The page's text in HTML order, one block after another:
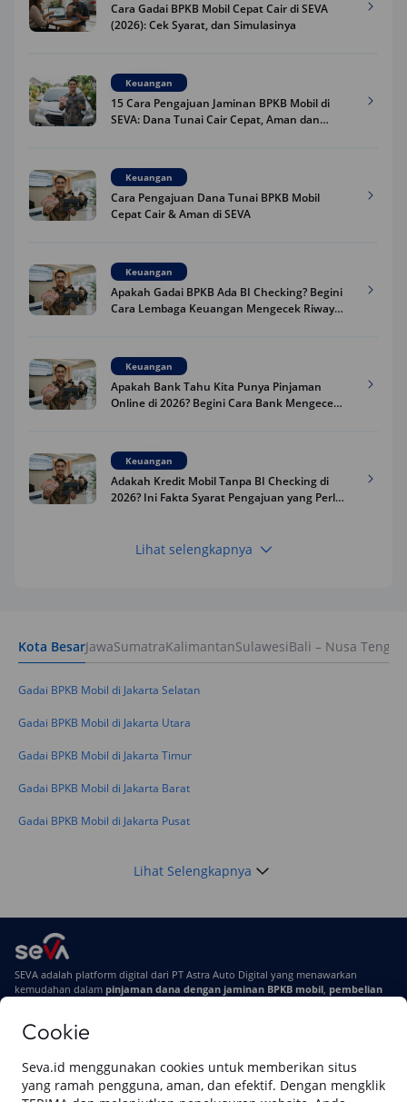
Cookie
Seva.id menggunakan cookies untuk memberikan situs
yang ramah pengguna, aman, dan efektif. Dengan mengklik
Cara Gadai BPKB Mobil Cepat Cair di SEVA
(2026): Cek Syarat, dan Simulasinya
Keuangan
15 Cara Pengajuan Jaminan BPKB Mobil di
SEVA: Dana Tunai Cair Cepat, Aman dan
Keuangan
Cara Pengajuan Dana Tunai BPKB Mobil
Cepat Cair & Aman di SEVA
Keuangan
Apakah Gadai BPKB Ada BI Checking? Begini
Cara Lembaga Keuangan Mengecek Riwayat
Keuangan
Apakah Bank Tahu Kita Punya Pinjaman
Online di 2026? Begini Cara Bank Mengecek
Keuangan
Adakah Kredit Mobil Tanpa BI Checking di
2026? Ini Fakta Syarat Pengajuan yang Perlu
Keuangan
Keuangan
Masuk BI Checking? Simak Peraturan
Lihat selengkapnya
Kota BesarJawaSumatraKalimantanSulawesiBali – Nusa
Gadai BPKB Mobil di Jakarta Selatan
Gadai BPKB Mobil di Jakarta Utara
Gadai BPKB Mobil di Jakarta Timur
Gadai BPKB Mobil di Jakarta Barat
Gadai BPKB Mobil di Jakarta Pusat
Lihat Selengkapnya
SEVA adalah platform digital dari PT Astra Auto Digital yang menawarkan
kemudahan dalam pinjaman dana dengan jaminan BPKB mobil, pembelian
Di SEVA, BPKB mobilmu #BisaJadiDuit
Tentang SEVASyarat & Ketentuan
Pemberitahuan PrivasiHubungi Kami